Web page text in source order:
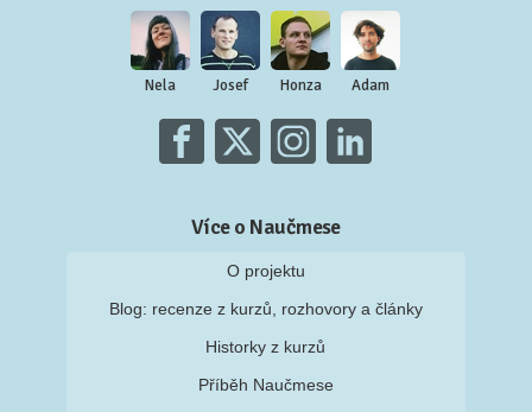
Nela Josef Honza Adam
Více o Naučmese
O projektu
Blog: recenze z kurzů, rozhovory a články
Historky z kurzů
Příběh Naučmese